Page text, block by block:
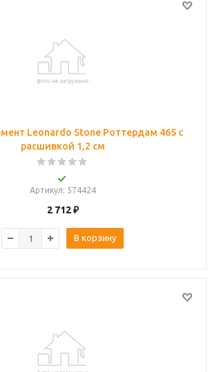
Leonardo Stone Роттердам 465 с
расшивкой 1,2 см
Артикул: 574424
2 712₽
В корзину